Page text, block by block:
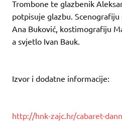
Trombone te glazbenik
potpisuje glazbu.
Ana Buković, kostimografiju
a svjetlo Ivan Bauk.
Izvor i dodatne informacije:
http://hnk-zajc.hr/cabaret-